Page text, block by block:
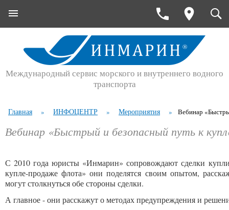
Международный сервис морского и внутреннего водного
транспорта
Главная » ИНФОЦЕНТР » Мероприятия » Вебинар
Вебинар «Быстрый и безопасный путь к
С 2010 года юристы «Инмарин» сопровождают сделки
купле-продаже флота» они поделятся своим опытом,
могут столкнуться обе стороны сделки.
А главное - они расскажут о методах предупреждения и